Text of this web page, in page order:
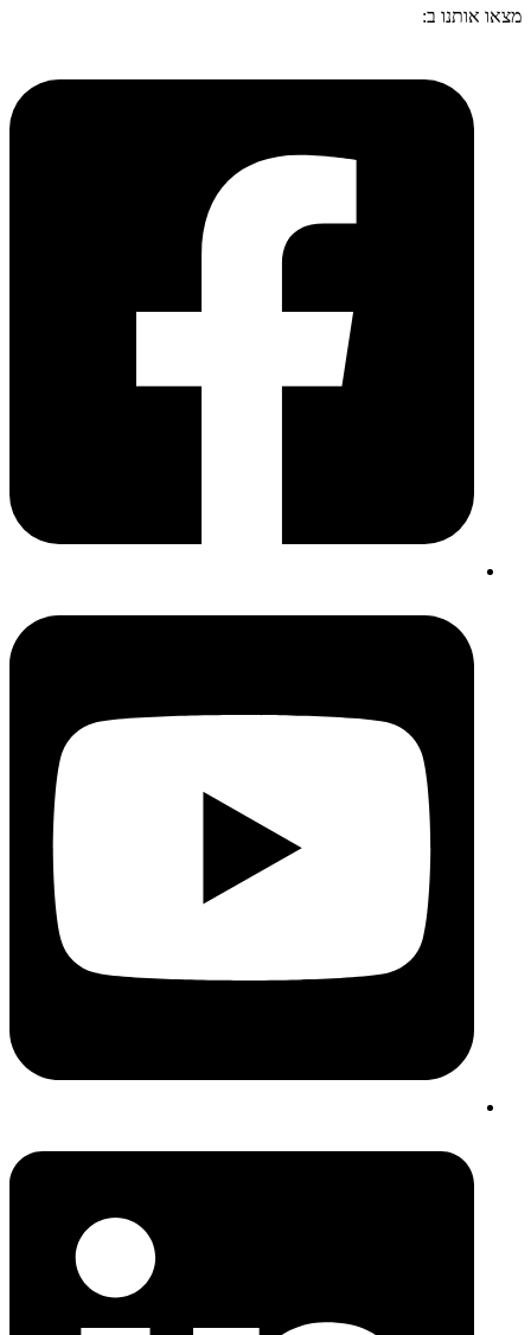
מצאו אותנו ב: